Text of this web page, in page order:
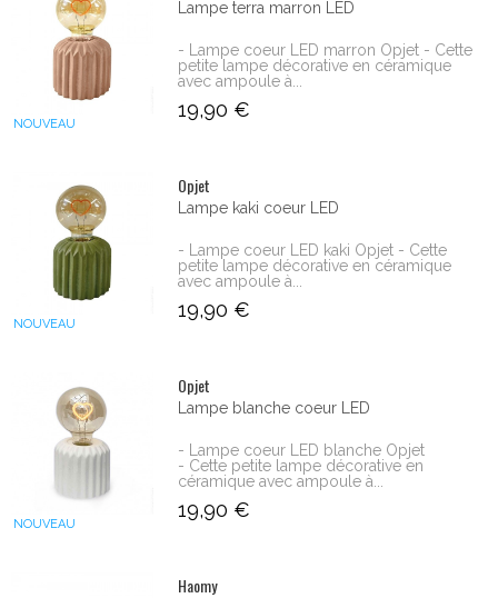
NOUVEAU
Lampe terra marron LED
- Lampe coeur LED marron Opjet - Cette
petite lampe décorative en céramique
avec ampoule à...
19,90 €
NOUVEAU
Opjet
Lampe kaki coeur LED
- Lampe coeur LED kaki Opjet - Cette
petite lampe décorative en céramique
avec ampoule à...
19,90 €
NOUVEAU
Opjet
Lampe blanche coeur LED
- Lampe coeur LED blanche Opjet
- Cette petite lampe décorative en
céramique avec ampoule à...
19,90 €
Haomy